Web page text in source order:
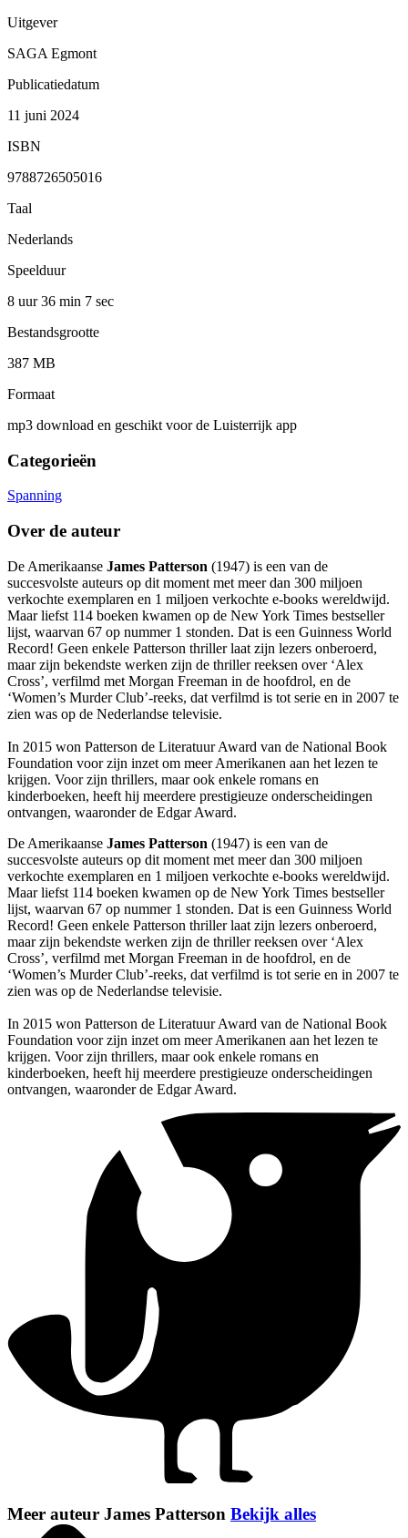
Uitgever
SAGA Egmont
Publicatiedatum
11 juni 2024
ISBN
9788726505016
Taal
Nederlands
Speelduur
8 uur 36 min 7 sec
Bestandsgrootte
387 MB
Formaat
mp3 download en geschikt voor de Luisterrijk app
Categorieën
Spanning
Over de auteur
De Amerikaanse James Patterson (1947) is een van de
succesvolste auteurs op dit moment met meer dan 300 miljoen
verkochte exemplaren en 1 miljoen verkochte e-books wereldwijd.
Maar liefst 114 boeken kwamen op de New York Times bestseller
lijst, waarvan 67 op nummer 1 stonden. Dat is een Guinness World
Record! Geen enkele Patterson thriller laat zijn lezers onberoerd,
maar zijn bekendste werken zijn de thriller reeksen over ‘Alex
Cross’, verfilmd met Morgan Freeman in de hoofdrol, en de
‘Women’s Murder Club’-reeks, dat verfilmd is tot serie en in 2007 te
zien was op de Nederlandse televisie.
In 2015 won Patterson de Literatuur Award van de National Book
Foundation voor zijn inzet om meer Amerikanen aan het lezen te
krijgen. Voor zijn thrillers, maar ook enkele romans en
kinderboeken, heeft hij meerdere prestigieuze onderscheidingen
ontvangen, waaronder de Edgar Award.
De Amerikaanse James Patterson (1947) is een van de
succesvolste auteurs op dit moment met meer dan 300 miljoen
verkochte exemplaren en 1 miljoen verkochte e-books wereldwijd.
Maar liefst 114 boeken kwamen op de New York Times bestseller
lijst, waarvan 67 op nummer 1 stonden. Dat is een Guinness World
Record! Geen enkele Patterson thriller laat zijn lezers onberoerd,
maar zijn bekendste werken zijn de thriller reeksen over ‘Alex
Cross’, verfilmd met Morgan Freeman in de hoofdrol, en de
‘Women’s Murder Club’-reeks, dat verfilmd is tot serie en in 2007 te
zien was op de Nederlandse televisie.
In 2015 won Patterson de Literatuur Award van de National Book
Foundation voor zijn inzet om meer Amerikanen aan het lezen te
krijgen. Voor zijn thrillers, maar ook enkele romans en
kinderboeken, heeft hij meerdere prestigieuze onderscheidingen
ontvangen, waaronder de Edgar Award.
Meer auteur James Patterson Bekijk alles